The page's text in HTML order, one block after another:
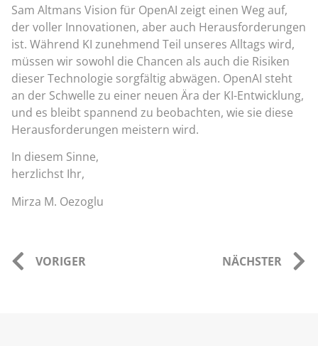
Sam Altmans Vision für OpenAI zeigt einen Weg auf,
der voller Innovationen, aber auch Herausforderungen
ist. Während KI zunehmend Teil unseres Alltags wird,
müssen wir sowohl die Chancen als auch die Risiken
dieser Technologie sorgfältig abwägen. OpenAI steht
an der Schwelle zu einer neuen Ära der KI-Entwicklung,
und es bleibt spannend zu beobachten, wie sie diese
Herausforderungen meistern wird.
In diesem Sinne,
herzlichst Ihr,
Mirza M. Oezoglu
VORIGER NÄCHSTER